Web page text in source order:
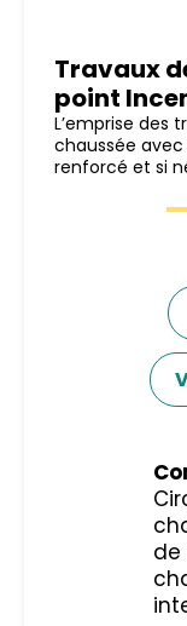
Travaux
point
L’emprise des
chaussée avec
renforcé et si
de